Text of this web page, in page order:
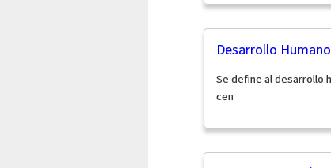
Desarrollo Humano
Se define al desarrollo
cen